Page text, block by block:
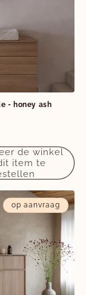
- honey ash
de winkel
item te
op aanvraag